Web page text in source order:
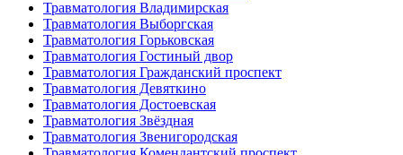
Травматология Владимирская
Травматология Выборгская
Травматология Горьковская
Травматология Гостиный двор
Травматология Гражданский проспект
Травматология Девяткино
Травматология Достоевская
Травматология Звёздная
Травматология Звенигородская